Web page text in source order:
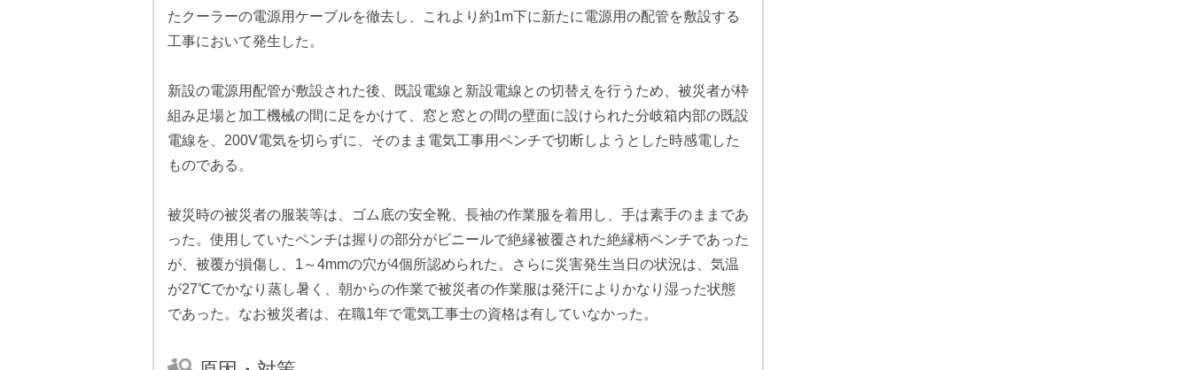
たクーラーの電源用ケーブルを徹去し、これより約1m下に新たに電源用の配管を敷設する
工事において発生した。
新設の電源用配管が敷設された後、既設電線と新設電線との切替えを行うため、被災者が枠
組み足場と加工機械の間に足をかけて、窓と窓との間の壁面に設けられた分岐箱内部の既設
電線を、200V電気を切らずに、そのまま電気工事用ペンチで切断しようとした時感電した
ものである。
被災時の被災者の服装等は、ゴム底の安全靴、長袖の作業服を着用し、手は素手のままであ
った。使用していたペンチは握りの部分がビニールで絶縁被覆された絶縁柄ペンチであった
が、被覆が損傷し、1～4mmの穴が4個所認められた。さらに災害発生当日の状況は、気温
が27℃でかなり蒸し暑く、朝からの作業で被災者の作業服は発汗によりかなり湿った状態
であった。なお被災者は、在職1年で電気工事士の資格は有していなかった。